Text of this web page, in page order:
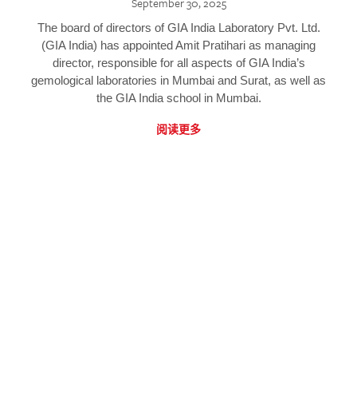
The board of directors of GIA India Laboratory Pvt. Ltd.
(GIA India) has appointed Amit Pratihari as managing
director, responsible for all aspects of GIA India’s
gemological laboratories in Mumbai and Surat, as well as
the GIA India school in Mumbai.
阅读更多